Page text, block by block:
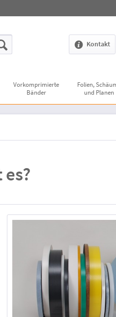
Kontakt
Vorkomprimierte
Bänder
Folien,
und Planen